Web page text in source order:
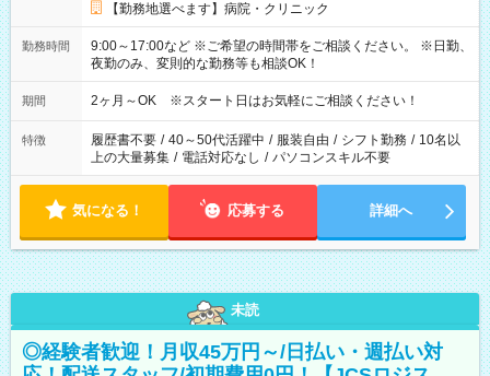
【勤務地選べます】病院・クリニック
勤務時間
9:00～17:00など ※ご希望の時間帯をご相談ください。 ※日勤、
夜勤のみ、変則的な勤務等も相談OK！
期間 2ヶ月～OK ※スタート日はお気軽にご相談ください！
特徴 履歴書不要 / 40～50代活躍中 / 服装自由 / シフト勤務 / 10名以
上の大量募集 / 電話対応なし / パソコンスキル不要
気になる！ 応募する 詳細へ
未読
◎経験者歓迎！月収45万円～/日払い・週払い対